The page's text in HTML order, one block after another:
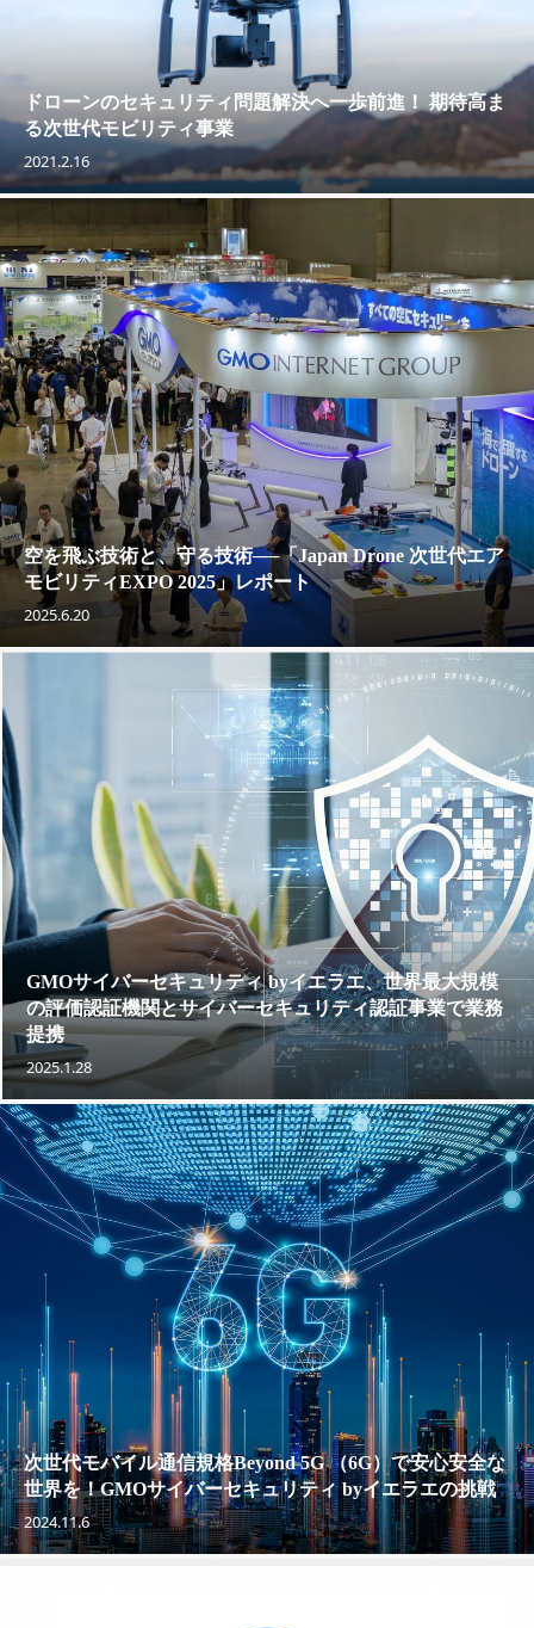
ドローンのセキュリティ問題解決へ一歩前進！ 期待高ま
る次世代モビリティ事業
2021.2.16
空を飛ぶ技術と、守る技術──「Japan Drone 次世代エア
モビリティEXPO 2025」レポート
2025.6.20
GMOサイバーセキュリティ byイエラエ、世界最大規模
の評価認証機関とサイバーセキュリティ認証事業で業務
提携
2025.1.28
次世代モバイル通信規格Beyond 5G （6G）で安心安全な
世界を！GMOサイバーセキュリティ byイエラエの挑戦
2024.11.6